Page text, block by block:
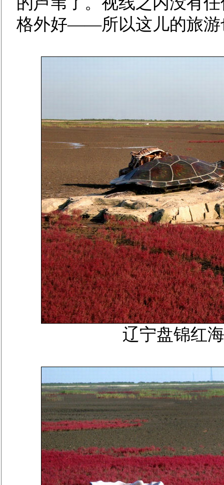
格外好——所以这儿的旅游
辽宁盘锦红